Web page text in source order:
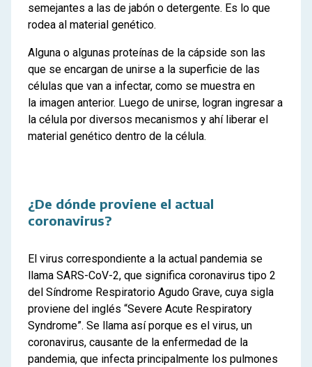
semejantes a las de jabón o detergente. Es lo que
rodea al material genético.
Alguna o algunas proteínas de la cápside son las
que se encargan de unirse a la superficie de las
células que van a infectar, como se muestra en
la imagen anterior. Luego de unirse, logran ingresar a
la célula por diversos mecanismos y ahí liberar el
material genético dentro de la célula.
¿De dónde proviene el actual
coronavirus?
El virus correspondiente a la actual pandemia se
llama SARS-CoV-2, que significa coronavirus tipo 2
del Síndrome Respiratorio Agudo Grave, cuya sigla
proviene del inglés “Severe Acute Respiratory
Syndrome”. Se llama así porque es el virus, un
coronavirus, causante de la enfermedad de la
pandemia, que infecta principalmente los pulmones